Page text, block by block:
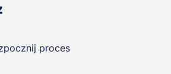
proces